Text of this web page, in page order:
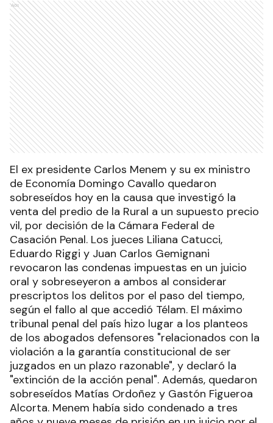
Ads
El ex presidente Carlos Menem y su ex ministro
de Economía Domingo Cavallo quedaron
sobreseídos hoy en la causa que investigó la
venta del predio de la Rural a un supuesto precio
vil, por decisión de la Cámara Federal de
Casación Penal. Los jueces Liliana Catucci,
Eduardo Riggi y Juan Carlos Gemignani
revocaron las condenas impuestas en un juicio
oral y sobreseyeron a ambos al considerar
prescriptos los delitos por el paso del tiempo,
según el fallo al que accedió Télam. El máximo
tribunal penal del país hizo lugar a los planteos
de los abogados defensores "relacionados con la
violación a la garantía constitucional de ser
juzgados en un plazo razonable", y declaró la
"extinción de la acción penal". Además, quedaron
sobreseídos Matías Ordoñez y Gastón Figueroa
Alcorta. Menem había sido condenado a tres